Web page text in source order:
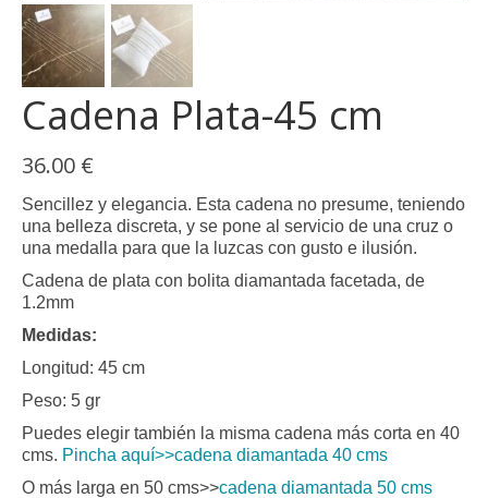
Cadena Plata-45 cm
36.00 €
Sencillez y elegancia. Esta cadena no presume, teniendo
una belleza discreta, y se pone al servicio de una cruz o
una medalla para que la luzcas con gusto e ilusión.
Cadena de plata con bolita diamantada facetada, de
1.2mm
Medidas:
Longitud: 45 cm
Peso: 5 gr
Puedes elegir también la misma cadena más corta en 40
cms. Pincha aquí>>cadena diamantada 40 cms
O más larga en 50 cms>>cadena diamantada 50 cms